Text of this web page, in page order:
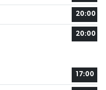
20:00
20:00
17:00